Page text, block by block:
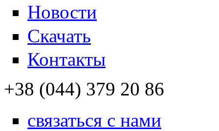
Новости
Скачать
Контакты
+38 (044) 379 20 86
связаться с нами